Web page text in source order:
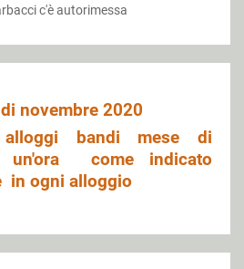
c'è autorimessa
novembre 2020
bandi mese di
un'ora come indicato
in ogni alloggio